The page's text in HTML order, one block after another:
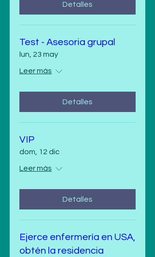
Detalles
Test - Asesoria grupal
lun, 23 may
Leer más
Detalles
VIP
dom, 12 dic
Leer más
Detalles
Ejerce enfermería en USA,
obtén la residencia